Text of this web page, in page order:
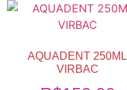
AQUADENT 250ML
VIRBAC